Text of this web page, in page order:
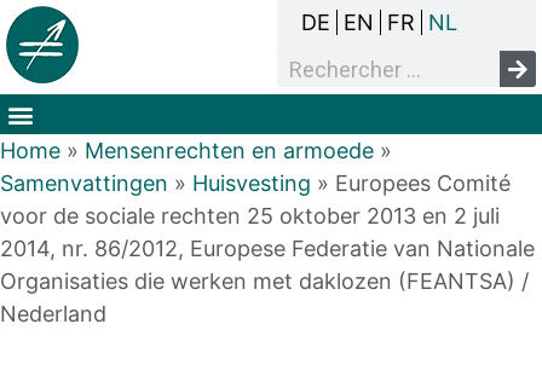
DE EN FR NL
Home » Mensenrechten en armoede »
Samenvattingen » Huisvesting » Europees Comité
voor de sociale rechten 25 oktober 2013 en 2 juli
2014, nr. 86/2012, Europese Federatie van Nationale
Organisaties die werken met daklozen (FEANTSA) /
Nederland